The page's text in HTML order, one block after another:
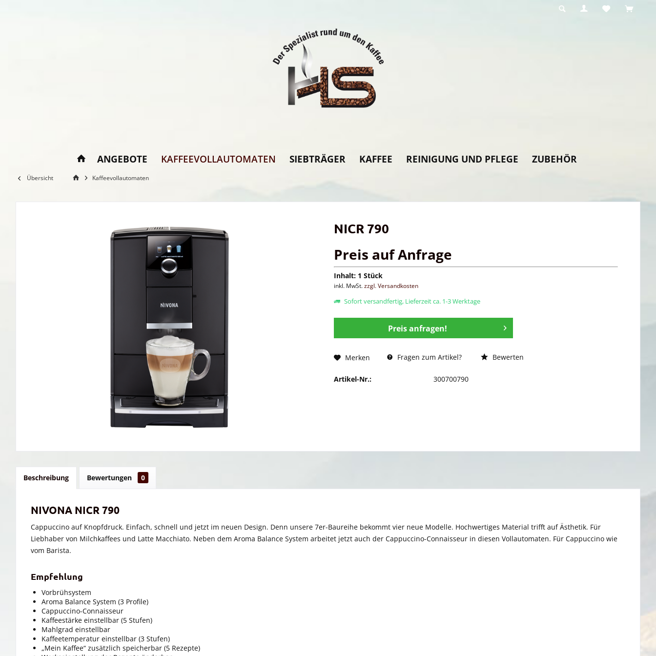
ANGEBOTE KAFFEEVOLLAUTOMATEN SIEBTRÄGER KAFFEE REINIGUNG UND PFLEGE ZUBEHÖR
Übersicht Kaffeevollautomaten
NICR 790
Preis auf Anfrage
Inhalt: 1 Stück
inkl. MwSt.zzgl. Versandkosten
Sofort versandfertig, Lieferzeit ca. 1-3 Werktage
Preis anfragen!
Merken Fragen zum Artikel? Bewerten
Artikel-Nr.: 300700790
Beschreibung Bewertungen 0
NIVONA NICR 790
Cappuccino auf Knopfdruck. Einfach, schnell und jetzt im neuen Design. Denn unsere 7er-Baureihe bekommt vier neue Modelle. Hochwertiges Material trifft auf Ästhetik. Für
Liebhaber von Milchkaffees und Latte Macchiato. Neben dem Aroma Balance System arbeitet jetzt auch der Cappuccino-Connaisseur in diesen Vollautomaten. Für Cappuccino wie
vom Barista.
Empfehlung
Vorbrühsystem
Aroma Balance System (3 Profile)
Cappuccino-Connaisseur
Kaffeestärke einstellbar (5 Stufen)
Mahlgrad einstellbar
Kaffeetemperatur einstellbar (3 Stufen)
„Mein Kaffee“ zusätzlich speicherbar (5 Rezepte)